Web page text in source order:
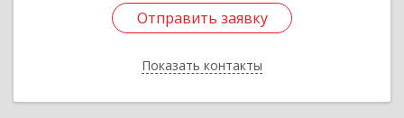
Отправить заявку
Показать контакты
Отправить заявку
Назад